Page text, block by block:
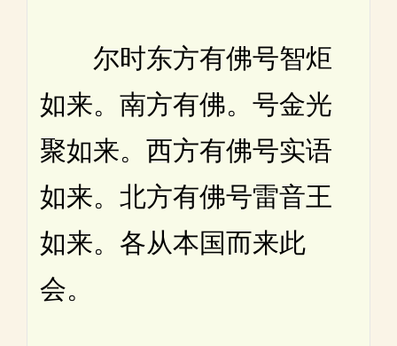
尔时东方有佛号智炬
如来。南方有佛。号金光
聚如来。西方有佛号实语
如来。北方有佛号雷音王
如来。各从本国而来此
会。